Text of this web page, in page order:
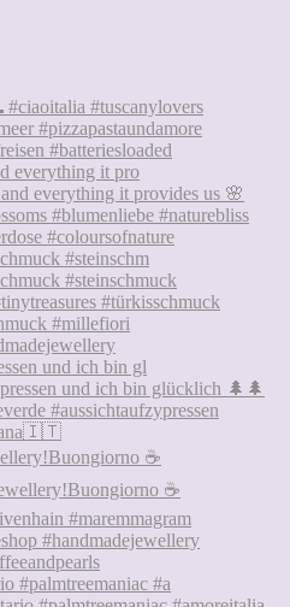
everything it pro
#steinschm
und ich bin gl
☕
#palmtreemaniac #a